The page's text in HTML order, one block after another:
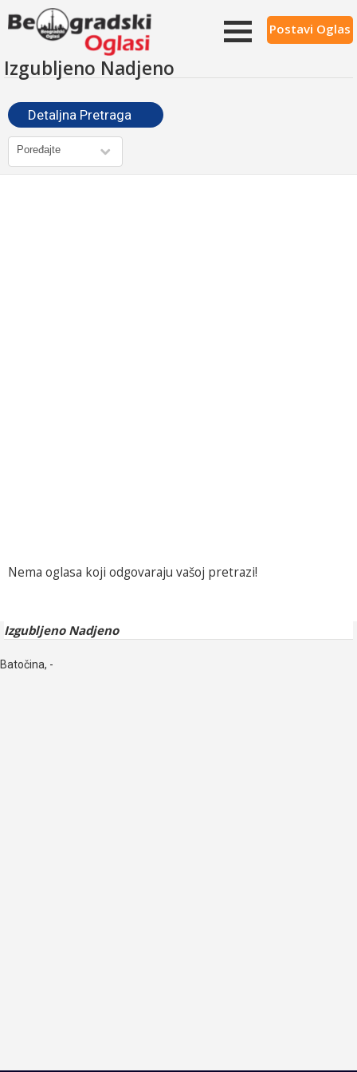
Postavi Oglas
Izgubljeno Nadjeno
Detaljna Pretraga
Nema oglasa koji odgovaraju vašoj pretrazi!
Izgubljeno Nadjeno
Batočina, -